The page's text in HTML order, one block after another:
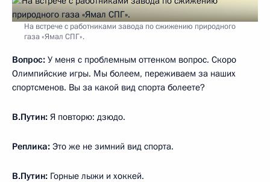
На встрече с работниками завода по сжижению природного
газа «Ямал СПГ».
Вопрос: У меня с проблемным оттенком вопрос. Скоро
Олимпийские игры. Мы болеем, переживаем за наших
спортсменов. Вы за какой вид спорта болеете?
В.Путин: Я повторю: дзюдо.
Реплика: Это же не зимний вид спорта.
В.Путин: Горные лыжи и хоккей.